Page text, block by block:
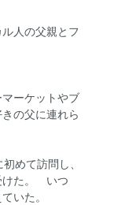
人の父親とフ
ーケットやブ
の父に連れら
めて訪問し、
けた。 いつ
いた。